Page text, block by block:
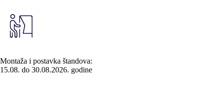
Montaža i postavka štandova:
15.08. do 30.08.2026. godine